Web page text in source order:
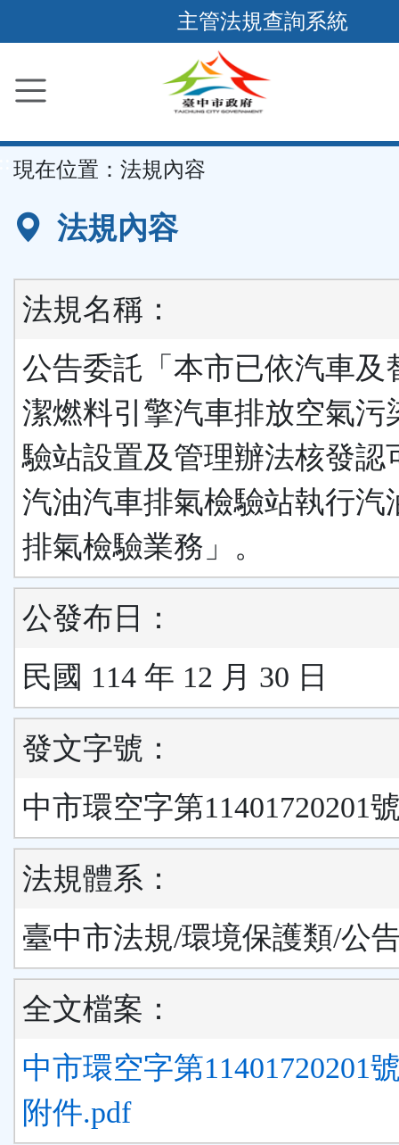
到
要
容
區
主管法規查詢系統
現在位置： 法規內容
法規內容
法規名稱：
公告委託「本市已依汽車及
潔燃料引擎汽車排放空氣污
驗站設置及管理辦法核發認
汽油汽車排氣檢驗站執行汽
排氣檢驗業務」。
公發布日：
民國 114 年 12 月 30 日
發文字號：
中市環空字第11401720201
法規體系：
臺中市法規/環境保護類/公
全文檔案：
中市環空字第11401720201
附件.pdf